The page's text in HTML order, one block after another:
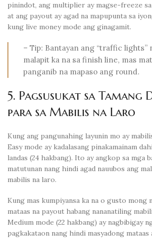
pinindot, ang multiplier ay magse-freeze
at ang payout ay agad na mapupunta sa
kung live money mode ang ginagamit.
– Tip: Bantayan ang “traffic lights”
malapit ka na sa finish line, mas
panganib na mapaso ang round.
5. Pagsusukat sa
para sa Mabilis na Laro
Kung ang pangunahing layunin mo ay
Easy mode ay kadalasang pinakamainam
landas (24 hakbang). Ito ay angkop sa mga
matutunan nang hindi agad nauubos ang
mabilis na laro.
Kung mas kumpiyansa ka na o gusto mong
mataas na payout habang nananatiling
Medium mode (22 hakbang) ay nagbibigay
pagkakataon nang hindi masyadong mataas